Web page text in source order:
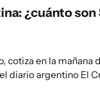
¿cuánto
cotiza en la mañana
diario argentino El